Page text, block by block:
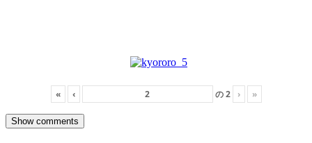
« ‹ の2 › »
Show comments